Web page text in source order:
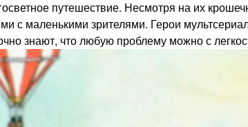
путешествие. Несмотря на их
с маленькими зрителями. Герои
знают, что любую проблему можно с